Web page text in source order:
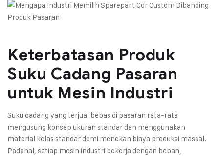
Keterbatasan Produk
Suku Cadang Pasaran
untuk Mesin Industri
Suku cadang yang terjual bebas di pasaran rata-rata
mengusung konsep ukuran standar dan menggunakan
material kelas standar demi menekan biaya produksi massal.
Padahal, setiap mesin industri bekerja dengan beban,